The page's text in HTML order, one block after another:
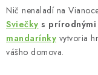
r
v
k
y
Nič nenaladí na
Sviečky s prírodnými
mandarínky vytvoria
vášho domova.